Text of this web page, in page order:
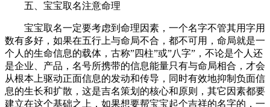
五、宝宝取名注意命理
宝宝取名一定要考虑到命理因素，一个名字不管其用字用
数有多好，如果在五行上与命局不合，都不可用，命局就是一
个人的生命信息的载体，古称”四柱”或”八字”，不论是个人还
是企业、产品，名号所携带的信息能量只有与命局相合，才会
从根本上驱动正面信息的发动和传导，同时有效地抑制负面信
息的生长和扩散，这是吉名策划的核心和原则，其它因素都要
建立在这个基础之上，如果想要帮宝宝起个吉祥的名字的，一